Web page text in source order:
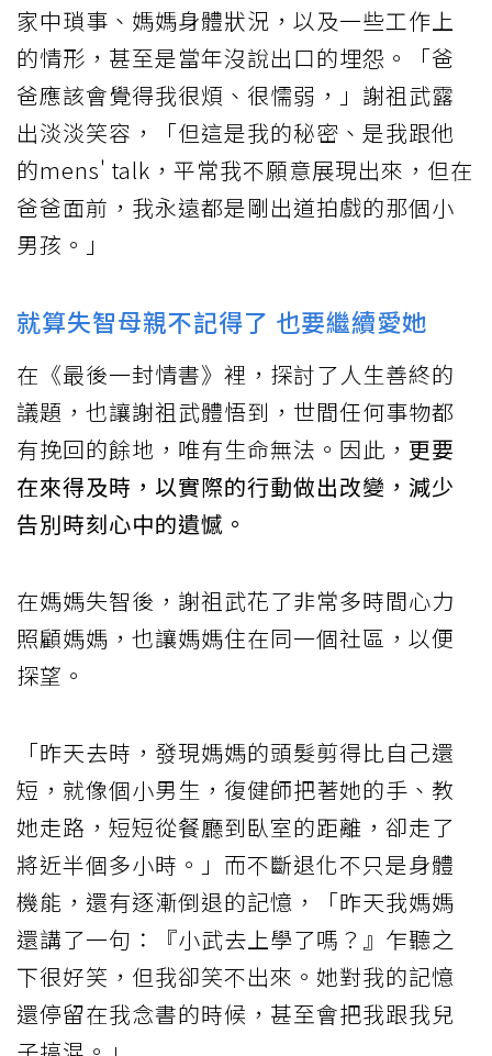
家中瑣事、媽媽身體狀況，以及一些工作上
的情形，甚至是當年沒說出口的埋怨。「爸
爸應該會覺得我很煩、很懦弱，」謝祖武露
出淡淡笑容，「但這是我的秘密、是我跟他
的mens' talk，平常我不願意展現出來，但在
爸爸面前，我永遠都是剛出道拍戲的那個小
男孩。」
就算失智母親不記得了 也要繼續愛她
在《最後一封情書》裡，探討了人生善終的
議題，也讓謝祖武體悟到，世間任何事物都
有挽回的餘地，唯有生命無法。因此， 更要
在來得及時，以實際的行動做出改變，減少
告別時刻心中的遺憾。
在媽媽失智後，謝祖武花了非常多時間心力
照顧媽媽，也讓媽媽住在同一個社區，以便
探望。
「昨天去時，發現媽媽的頭髮剪得比自己還
短，就像個小男生，復健師把著她的手、教
她走路，短短從餐廳到臥室的距離，卻走了
將近半個多小時。」而不斷退化不只是身體
機能，還有逐漸倒退的記憶，「昨天我媽媽
還講了一句：『小武去上學了嗎？』乍聽之
下很好笑，但我卻笑不出來。她對我的記憶
還停留在我念書的時候，甚至會把我跟我兒